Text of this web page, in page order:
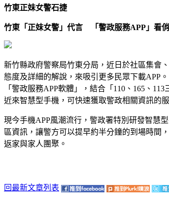
竹東正妹女警石捷
竹東「正妹女警」代言 「警政服務APP」看俏
新竹縣政府警察局竹東分局，近日於社區集會
態度及詳細的解說，來吸引更多民眾下載APP。
「警政服務APP軟體」，結合「110、165、
近來智慧型手機，可快速獲取警政相關資訊的
現今手機APP風潮流行，警政署特別研發智慧
區資訊，讓警方可以提早約半分鐘的到場時間
返家與家人團聚。
回最新文章列表